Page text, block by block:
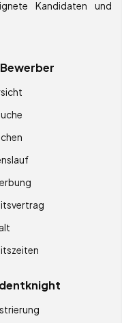
Kandidaten und